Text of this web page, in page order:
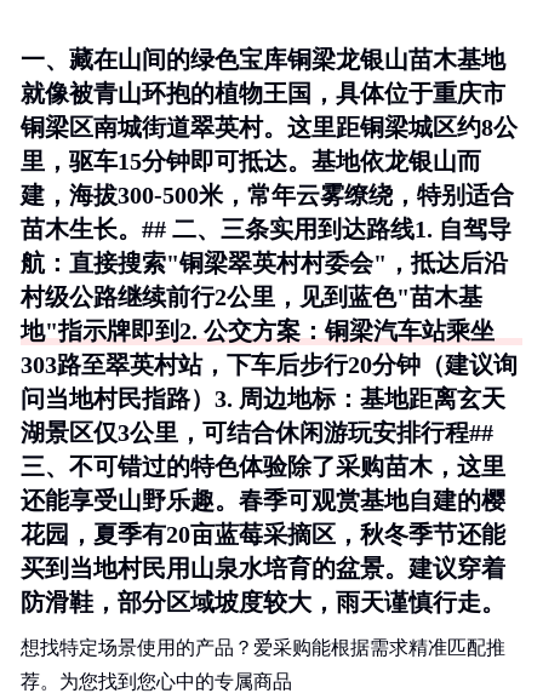
一、藏在山间的绿色宝库铜梁龙银山苗木基地
就像被青山环抱的植物王国，具体位于重庆市
铜梁区南城街道翠英村。这里距铜梁城区约8公
里，驱车15分钟即可抵达。基地依龙银山而
建，海拔300-500米，常年云雾缭绕，特别适合
苗木生长。## 二、三条实用到达路线1. 自驾导
航：直接搜索"铜梁翠英村村委会"，抵达后沿
村级公路继续前行2公里，见到蓝色"苗木基
地"指示牌即到2. 公交方案 ：铜梁汽车站乘坐
303路至翠英村站，下车后步行20分钟（建议询
问当地村民指路）3. 周边地标：基地距离玄天
湖景区仅3公里，可结合休闲游玩安排行程##
三、不可错过的特色体验除了采购苗木，这里
还能享受山野乐趣。春季可观赏基地自建的樱
花园，夏季有20亩蓝莓采摘区，秋冬季节还能
买到当地村民用山泉水培育的盆景。建议穿着
防滑鞋，部分区域坡度较大，雨天谨慎行走。
想找特定场景使用的产品？爱采购能根据需求精准匹配推
荐。为您找到您心中的专属商品